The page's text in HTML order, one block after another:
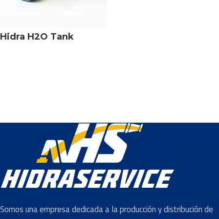
Hidra H2O Tank
Somos una empresa dedicada a la producción y distribución de